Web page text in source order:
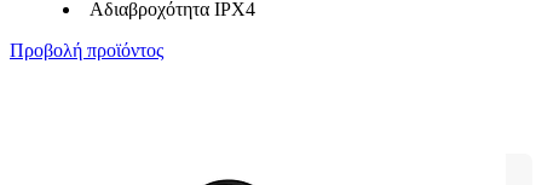
Αδιαβροχότητα IPX4
Προβολή προϊόντος